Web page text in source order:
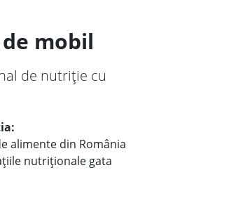
mobil
de nutriție cu
alimente din România
nutriționale gata